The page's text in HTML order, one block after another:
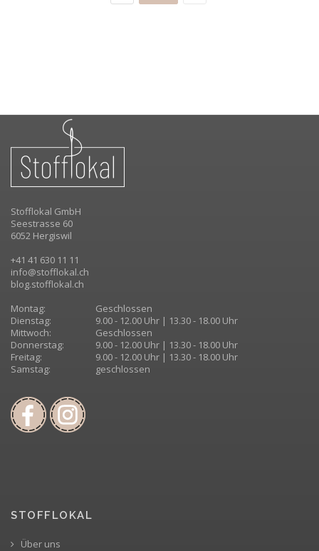
Stofflokal GmbH
Seestrasse 60
6052 Hergiswil
+41 41 630 11 11
info@stofflokal.ch
blog.stofflokal.ch
Montag:
Geschlossen
Dienstag:
9.00 - 12.00 Uhr | 13.30 - 18.00 Uhr
Mittwoch:
Geschlossen
Donnerstag:
9.00 - 12.00 Uhr | 13.30 - 18.00 Uhr
Freitag:
9.00 - 12.00 Uhr | 13.30 - 18.00 Uhr
Samstag:
geschlossen
STOFFLOKAL
Über uns